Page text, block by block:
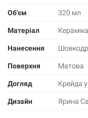
Об'єм 320 мл
Матеріал Кераміка
Нанесення
Поверхня Матова
Догляд Крейда
Дизайн Ярина